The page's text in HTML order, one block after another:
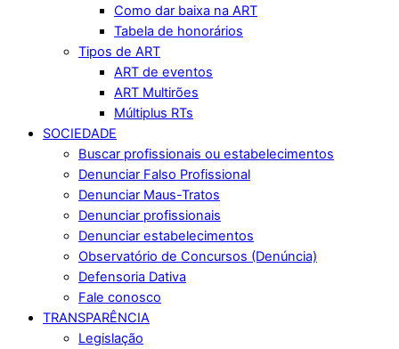
Como dar baixa na ART
Tabela de honorários
Tipos de ART
ART de eventos
ART Multirões
Múltiplus RTs
SOCIEDADE
Buscar profissionais ou estabelecimentos
Denunciar Falso Profissional
Denunciar Maus-Tratos
Denunciar profissionais
Denunciar estabelecimentos
Observatório de Concursos (Denúncia)
Defensoria Dativa
Fale conosco
TRANSPARÊNCIA
Legislação